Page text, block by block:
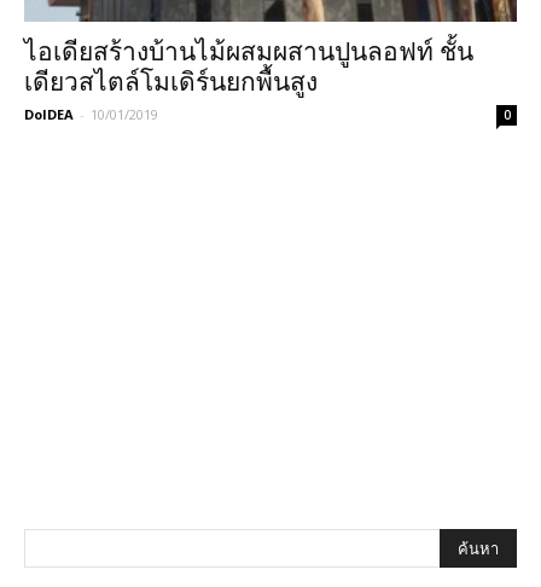
ไอเดียสร้างบ้านไม้ผสมผสานปูนลอฟท์ ชั้น
เดียวสไตล์โมเดิร์นยกพื้นสูง
DoIDEA - 10/01/2019 0